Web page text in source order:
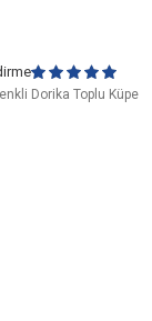
Dorika Toplu Küpe